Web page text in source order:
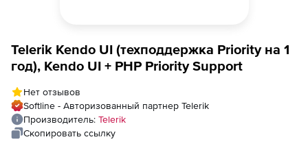
Telerik Kendo UI (техподдержка Priority на 1
год), Kendo UI + PHP Priority Support
Нет отзывов
Softline - Авторизованный партнер Telerik
Производитель: Telerik
Скопировать ссылку